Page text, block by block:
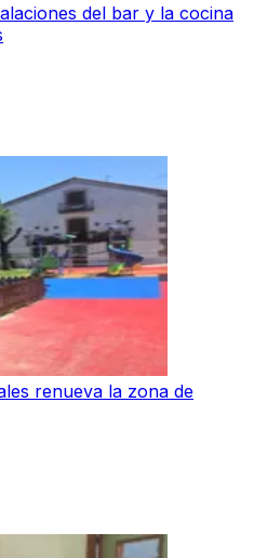
del bar y la cocina
renueva la zona de